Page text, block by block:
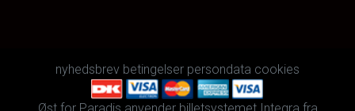
nyhedsbrev betingelser persondata cookies